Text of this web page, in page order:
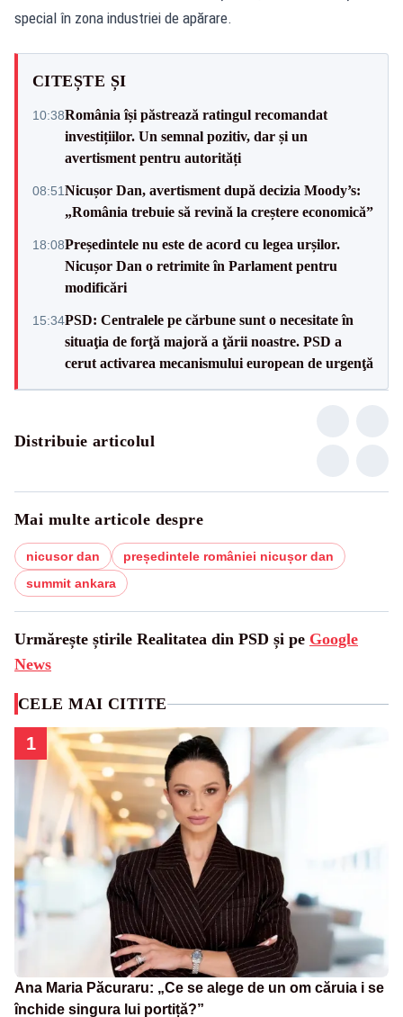
special în zona industriei de apărare.
CITEȘTE ȘI
10:38România își păstrează ratingul recomandat
investițiilor. Un semnal pozitiv, dar și un
avertisment pentru autorități
08:51Nicușor Dan, avertisment după decizia Moody’s:
„România trebuie să revină la creștere economică”
18:08Președintele nu este de acord cu legea urșilor.
Nicușor Dan o retrimite în Parlament pentru
modificări
15:34PSD: Centralele pe cărbune sunt o necesitate în
situaţia de forţă majoră a ţării noastre. PSD a
cerut activarea mecanismului european de urgenţă
Distribuie articolul
Mai multe articole despre
nicusor dan
președintele româniei nicușor dan
summit ankara
Urmărește știrile Realitatea din PSD și pe Google
News
CELE MAI CITITE
1
Ana Maria Păcuraru: „Ce se alege de un om căruia i se
închide singura lui portiță?”